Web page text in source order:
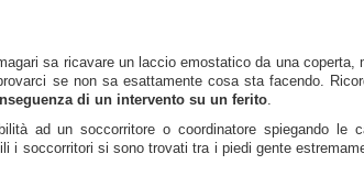
sa ricavare un laccio emostatico da una coperta,
se non sa esattamente cosa sta facendo.
di un intervento su un ferito.
ad un soccorritore o coordinatore spiegando le
soccorritori si sono trovati tra i piedi gente